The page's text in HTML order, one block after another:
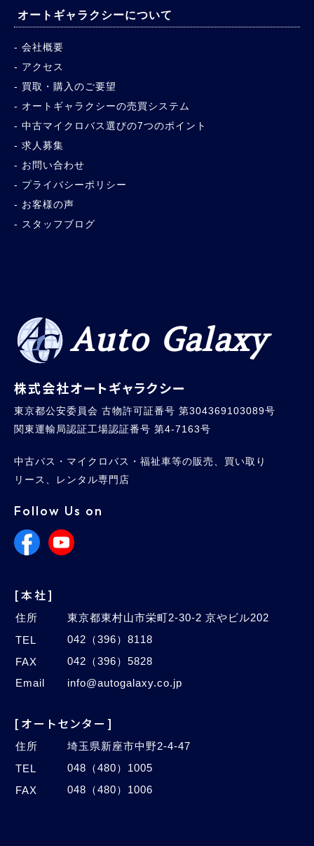
オートギャラクシーについて
会社概要
アクセス
買取・購入のご要望
オートギャラクシーの売買システム
中古マイクロバス選びの7つのポイント
求人募集
お問い合わせ
プライバシーポリシー
お客様の声
スタッフブログ
Auto Galaxy
株式会社オートギャラクシー
東京都公安委員会 古物許可証番号 第304369103089号
関東運輸局認証工場認証番号 第4-7163号
中古バス・マイクロバス・福祉車等の販売、買い取り
リース、レンタル専門店
Follow Us on
[本社]
住所
東京都東村山市栄町2-30-2 京やビル202
TEL
042（396）8118
FAX
042（396）5828
Email
info@autogalaxy.co.jp
[オートセンター]
住所
埼玉県新座市中野2-4-47
TEL
048（480）1005
FAX
048（480）1006